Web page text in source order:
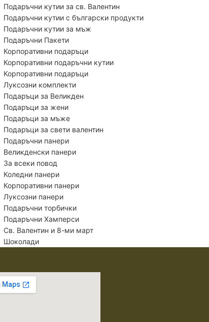
Подаръчни кутии за св. Валентин
Подаръчни кутии с български продукти
Подаръчни кутии за мъж
Подаръчни Пакети
Корпоративни подаръци
Корпоративни подаръчни кутии
Корпоративни подаръци
Луксозни комплекти
Подаръци за Великден
Подаръци за жени
Подаръци за мъже
Подаръци за свети валентин
Подаръчни панери
Великденски панери
За всеки повод
Коледни панери
Корпоративни панери
Луксозни панери
Подаръчни торбички
Подаръчни Хамперси
Св. Валентин и 8-ми март
Шоколади